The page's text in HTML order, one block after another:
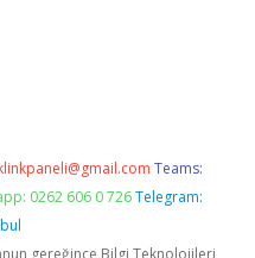
Teams:
0262 606 0 726 Telegram:
gereğince Bilgi Teknolojileri